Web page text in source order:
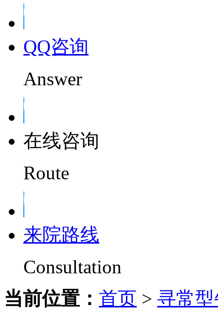
QQ咨询
Answer
在线咨询
Route
来院路线
Consultation
当前位置： 首页 > 寻常